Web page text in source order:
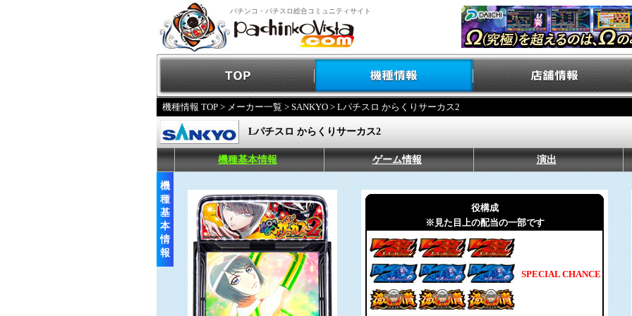
パチンコ・パチスロ総合コミュニティサイト
機種情報 TOP > メーカー一覧 > SANKYO > Lパチスロ からくりサーカス2
Lパチスロ からくりサーカス2
機種基本情報 ゲーム情報 演出
機
種
基
本
情
報
役構成
※見た目上の配当の一部です
SPECIAL CHANCE